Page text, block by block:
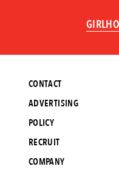
CONTACT
ADVERTISING
POLICY
RECRUIT
COMPANY